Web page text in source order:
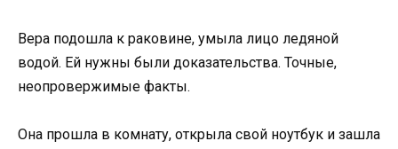
Вера подошла к раковине, умыла лицо ледяной
водой. Ей нужны были доказательства. Точные,
неопровержимые факты.
Она прошла в комнату, открыла свой ноутбук и зашла